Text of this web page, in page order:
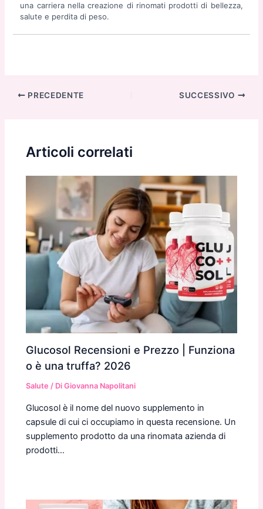
una carriera nella creazione di rinomati prodotti di bellezza,
salute e perdita di peso.
Navigazione
PRECEDENTE SUCCESSIVO
Articoli correlati
Glucosol Recensioni e Prezzo | Funziona
o è una truffa? 2026
Salute / DiGiovanna Napolitani
Glucosol è il nome del nuovo supplemento in
capsule di cui ci occupiamo in questa recensione. Un
supplemento prodotto da una rinomata azienda di
prodotti…